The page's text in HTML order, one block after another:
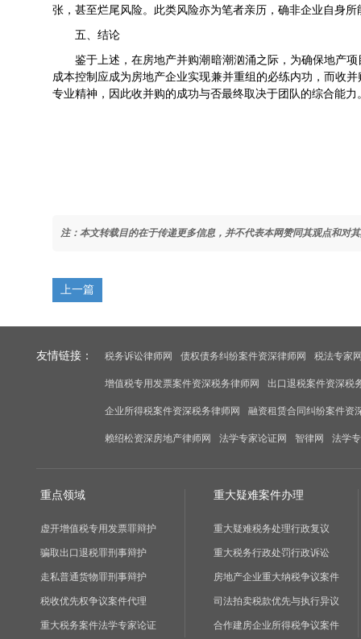
张，甚至烂尾风险。此类风险亦为笔者亲历，确非企业自身所
五、结论
鉴于上述，在房地产并购潮暗潮汹涌之际，为确保地产项
成本控制应成为房地产企业实现兼并重组的必练内功，而收
专业精神，因此收并购的成功与否最终取决于团队的综合能力
注：本文转载目的在于传递更多信息，并不代表本网赞同其观点和对
上一篇
友情链接： 税务诉讼律师网 债权债务纠纷案件资深律师网 税法专家
增值税专用发票案件资深税务律师网 出口退税案件资深税
企业所得税案件资深税务律师网 融资租赁合同纠纷案件资
赖绍松资深房地产律师网 法学专家论证网 智律网 法学
重点领域
虚开增值税专用发票罪辩护
骗取出口退税罪刑事辩护
走私普通货物罪刑事辩护
税收优先权争议案件代理
重大税务案件法学专家论证
重大疑难案件办理
重大疑难税务处理行政复议
重大税务行政处罚行政诉讼
房地产企业重大纳税争议案件
司法拍卖税款优先与执行异议
合作建房企业所得税争议案件